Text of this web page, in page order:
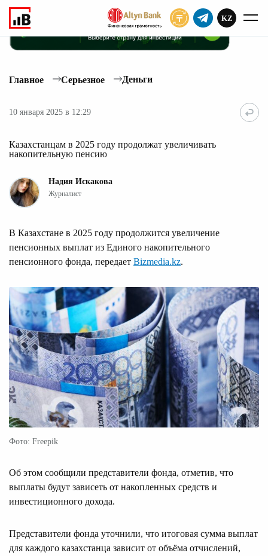
KZ
Главное Серьезное Деньги
10 января 2025 в 12:29
Казахстанцам в 2025 году продолжат увеличивать
накопительную пенсию
Надия Искакова
Журналист
В Казахстане в 2025 году продолжится увеличение
пенсионных выплат из Единого накопительного
пенсионного фонда, передает Bizmedia.kz.
Фото: Freepik
Об этом сообщили представители фонда, отметив, что
выплаты будут зависеть от накопленных средств и
инвестиционного дохода.
Представители фонда уточнили, что итоговая сумма выплат
для каждого казахстанца зависит от объёма отчислений,